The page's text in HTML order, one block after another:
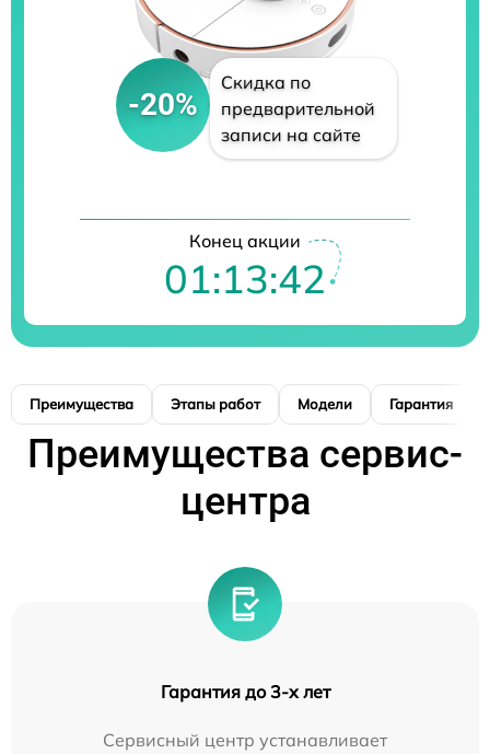
-20%
Скидка по
предварительной
записи на сайте
Конец акции
01:13:41
Преимущества Этапы работ Модели Гарантия
Преимущества сервис-
центра
Гарантия до 3-х лет
Сервисный центр устанавливает